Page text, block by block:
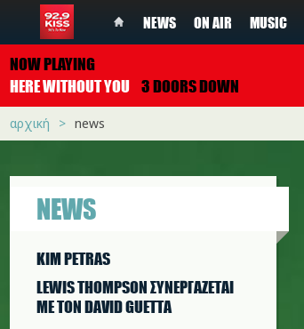
NEWS ON AIR MUSIC
NOW PLAYING
HERE WITHOUT YOU 3 DOORS DOWN
αρχική news
NEWS
KIM PETRAS
LEWIS THOMPSON ΣΥΝΕΡΓAΖΕΤΑΙ
ΜΕ ΤΟΝ DAVID GUETTA